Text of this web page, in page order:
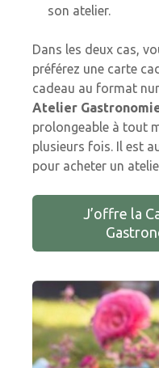
son atelier.
Dans les deux cas,
préférez une carte
cadeau au format
Atelier
prolongeable à tout
plusieurs fois. Il est
pour acheter un
J’offre la